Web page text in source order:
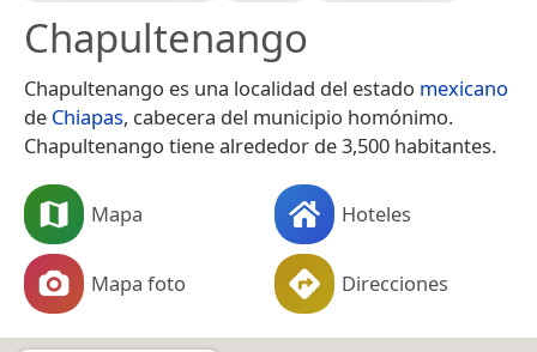
Chapultenango
Chapultenango es una localidad del estado mexicano
de Chiapas, cabecera del municipio homónimo.
Chapultenango tiene alrededor de 3,500 habitantes.
Mapa Hoteles
Mapa foto Direcciones